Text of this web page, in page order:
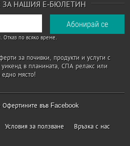
ЗА НАШИЯ Е-БЮЛЕТИН
Отказ по всяко време.
за почивки, продукти и услуги с
в планината, СПА релакс или
едно място!
Офертините във Facebook
Условия за ползване Връзка с нас